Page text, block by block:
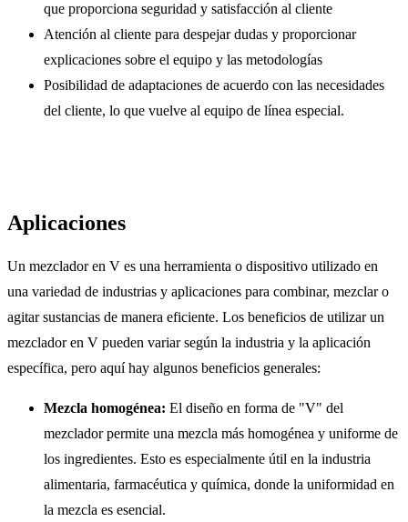
que proporciona seguridad y satisfacción al cliente
Atención al cliente para despejar dudas y proporcionar
explicaciones sobre el equipo y las metodologías
Posibilidad de adaptaciones de acuerdo con las necesidades
del cliente, lo que vuelve al equipo de línea especial.
Aplicaciones
Un mezclador en V es una herramienta o dispositivo utilizado en
una variedad de industrias y aplicaciones para combinar, mezclar o
agitar sustancias de manera eficiente. Los beneficios de utilizar un
mezclador en V pueden variar según la industria y la aplicación
específica, pero aquí hay algunos beneficios generales:
Mezcla homogénea: El diseño en forma de "V" del
mezclador permite una mezcla más homogénea y uniforme de
los ingredientes. Esto es especialmente útil en la industria
alimentaria, farmacéutica y química, donde la uniformidad en
la mezcla es esencial.